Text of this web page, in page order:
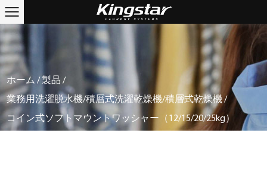
ホーム /製品 /
業務用洗濯脱水機/積層式洗濯乾燥機/積層式乾燥機/
コイン式ソフトマウントワッシャー（12/15/20/25kg）